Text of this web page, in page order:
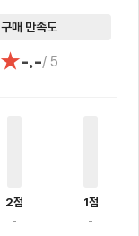
구매 만족도
★-.-/ 5
2점
-
1점
-